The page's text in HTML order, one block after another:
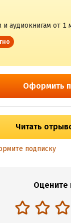
и аудиокнигам от 1
Оформить
Читать
подписку
Оцените